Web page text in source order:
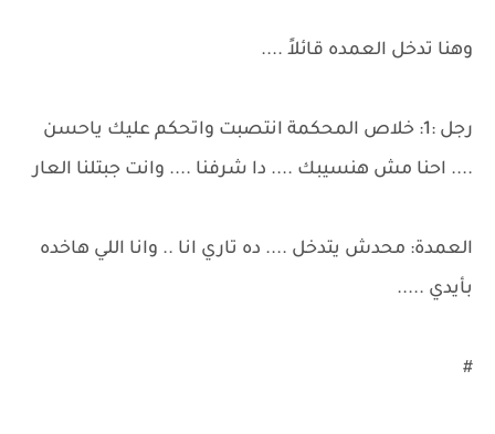
وهنا تدخل العمده قائلاً ....
رجل :1: خلاص المحكمة انتصبت واتحكم عليك ياحسن
.... احنا مش هنسيبك .... دا شرفنا .... وانت جبتلنا العار
العمدة: محدش يتدخل .... ده تاري انا .. وانا اللي هاخده
بأيدي .....
#